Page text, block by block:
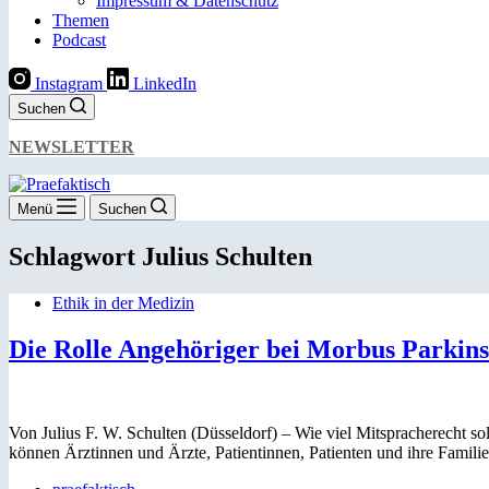
Themen
Podcast
Instagram LinkedIn
Suchen
NEWSLETTER
Menü Suchen
Schlagwort Julius Schulten
Ethik in der Medizin
Die Rolle Angehöriger bei Morbus
Von Julius F. W. Schulten (Düsseldorf) – Wie viel Mitspracherecht
können Ärztinnen und Ärzte, Patientinnen, Patienten und ihre